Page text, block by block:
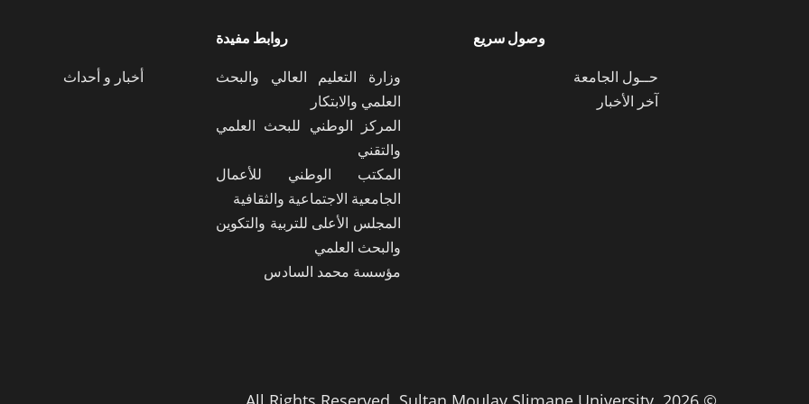
وصول سريع
حــول الجامعة
آخر الأخبار
روابط مفيدة
وزارة التعليم العالي والبحث
العلمي والابتكار
المركز الوطني للبحث العلمي
والتقني
المكتب الوطني للأعمال
الجامعية الاجتماعية والثقافية
المجلس الأعلى للتربية والتكوين
والبحث العلمي
مؤسسة محمد السادس
أخبار و أحداث